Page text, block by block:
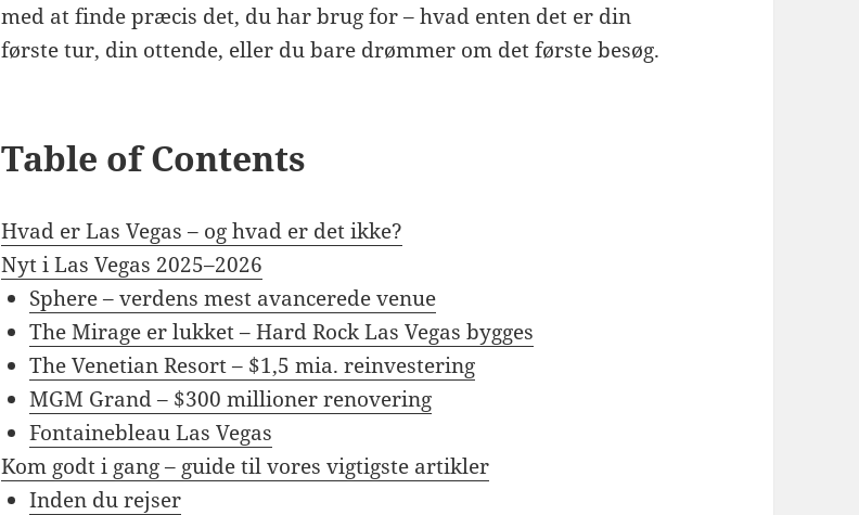
med at finde præcis det, du har brug for – hvad enten det er din
første tur, din ottende, eller du bare drømmer om det første besøg.
Table of Contents
Hvad er Las Vegas – og hvad er det ikke?
Nyt i Las Vegas 2025–2026
Sphere – verdens mest avancerede venue
The Mirage er lukket – Hard Rock Las Vegas bygges
The Venetian Resort – $1,5 mia. reinvestering
MGM Grand – $300 millioner renovering
Fontainebleau Las Vegas
Kom godt i gang – guide til vores vigtigste artikler
Inden du rejser